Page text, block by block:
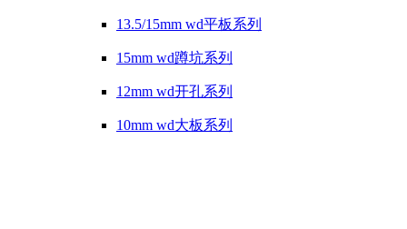
13.5/15mm wd平板系列
15mm wd蹲坑系列
12mm wd开孔系列
10mm wd大板系列